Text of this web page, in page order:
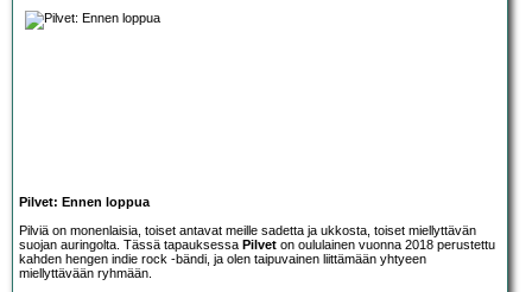
Pilvet: Ennen loppua
Pilviä on monenlaisia, toiset antavat meille sadetta ja ukkosta, toiset miellyttävän
suojan auringolta. Tässä tapauksessa Pilvet on oululainen vuonna 2018 perustettu
kahden hengen indie rock -bändi, ja olen taipuvainen liittämään yhtyeen
miellyttävään ryhmään.